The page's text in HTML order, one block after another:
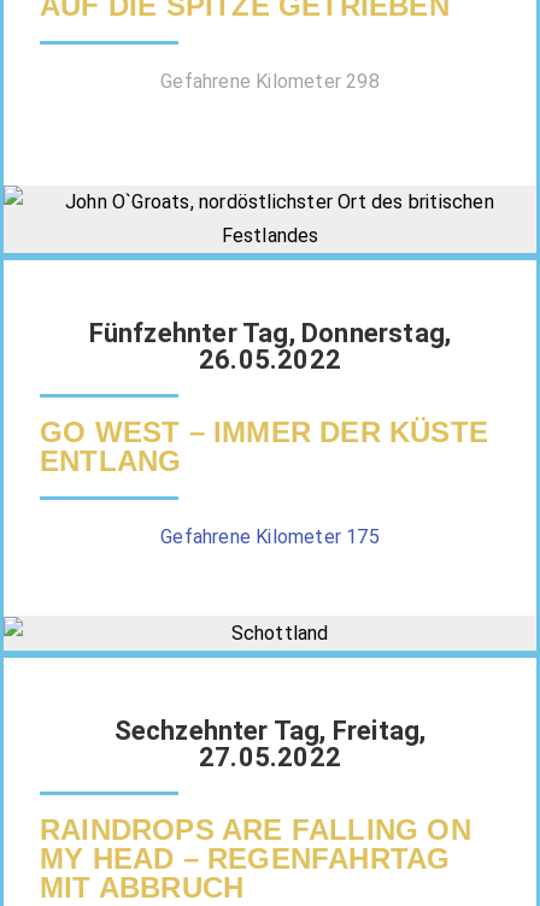
Gefahrene Kilometer 298
Fünfzehnter Tag, Donnerstag,
26.05.2022
GO WEST – IMMER DER KÜSTE
ENTLANG
Gefahrene Kilometer 175
Sechzehnter Tag, Freitag,
27.05.2022
RAINDROPS ARE FALLING ON
MY HEAD – REGENFAHRTAG
MIT ABBRUCH